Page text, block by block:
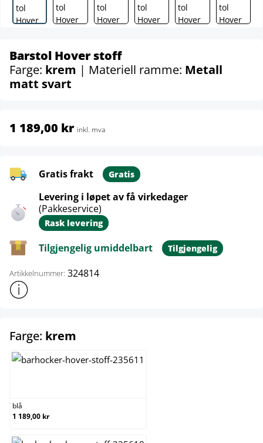
Barstol Hover stoff
Farge: krem | Materiell ramme: Metall
matt svart
1 189,00 kr inkl. mva
Gratis frakt Gratis
Levering i løpet av få virkedager
(Pakkeservice)
Rask levering
Tilgjengelig umiddelbart Tilgjengelig
Artikkelnummer: 324814
Vis mer produktinformasjon
Farge: krem
blå
1 189,00 kr